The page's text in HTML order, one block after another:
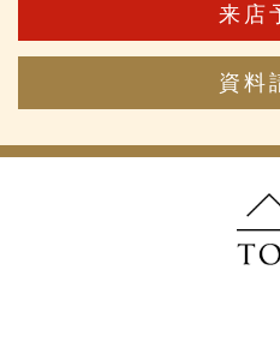
来店
資料